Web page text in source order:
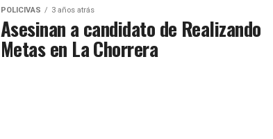
POLICIVAS 3 años atrás
Asesinan a candidato de Realizando
Metas en La Chorrera